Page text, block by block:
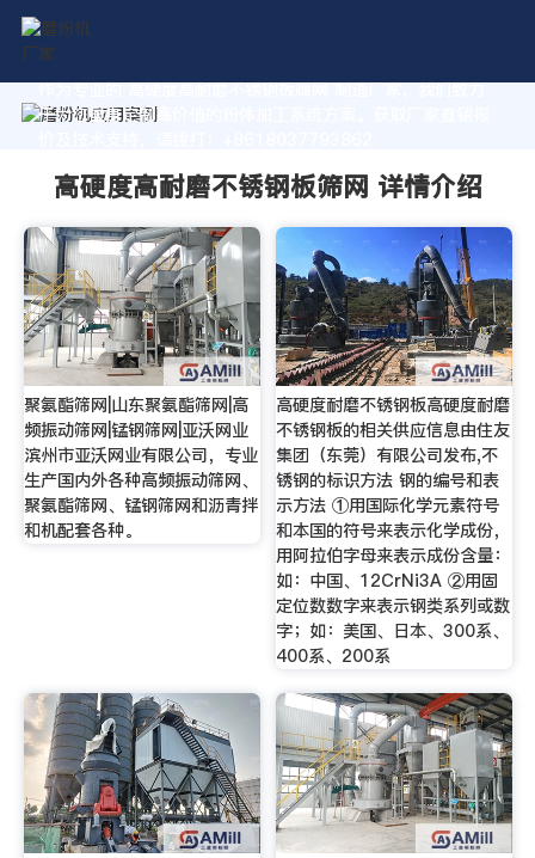
作为专业的 高硬度高耐磨不锈钢板筛网 制造厂家，我们致力
于为您量身定制高价值的粉体加工系统方案。获取厂家直销报
高硬度高耐磨不锈钢板筛网 详情介绍
聚氨酯筛网|山东聚氨酯筛网|高
频振动筛网|锰钢筛网|亚沃网业
滨州市亚沃网业有限公司，专业
生产国内外各种高频振动筛网、
聚氨酯筛网、锰钢筛网和沥青拌
和机配套各种。
高硬度耐磨不锈钢板高硬度耐磨
不锈钢板的相关供应信息由住友
集团（东莞）有限公司发布,不
锈钢的标识方法 钢的编号和表
示方法 ①用国际化学元素符号
和本国的符号来表示化学成份，
用阿拉伯字母来表示成份含量：
如：中国、12CrNi3A ②用固
定位数数字来表示钢类系列或数
字；如：美国、日本、300系、
400系、200系